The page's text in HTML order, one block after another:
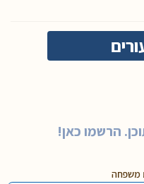
הרשמו כאן!
משפחה